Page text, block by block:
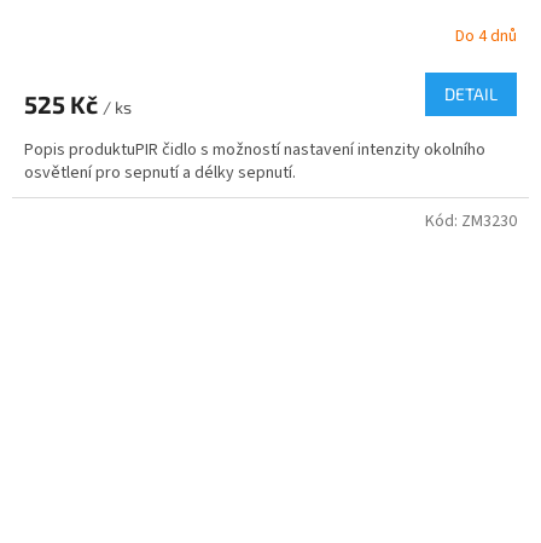
Do 4 dnů
525 Kč / ks
DETAIL
Popis produktuPIR čidlo s možností nastavení intenzity okolního
osvětlení pro sepnutí a délky sepnutí.
Kód: ZM3230